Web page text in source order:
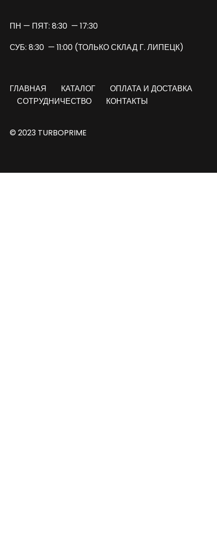
ПН — ПЯТ: 8:30 — 17:30
СУБ: 8:30 — 11:00 (ТОЛЬКО СКЛАД Г. ЛИПЕЦК)
ГЛАВНАЯ КАТАЛОГ
ОПЛАТА И ДОСТАВКА
СОТРУДНИЧЕСТВО
КОНТАКТЫ
© 2023 TURBOPRIME